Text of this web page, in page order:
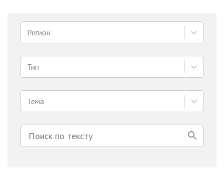
Регион
Тип
Тема